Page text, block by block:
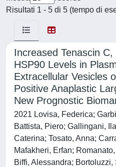
Risultati 1 - 5 di 5 (tempo di
Increased Tenascin
HSP90 Levels in
Extracellular Vesicles
Positive Anaplastic
New Prognostic
2021 Lovisa, Federica;
Battista, Piero; Gallingani,
Caterina; Tosato, Anna;
Mafakheri, Erfan;
Biffi, Alessandra;